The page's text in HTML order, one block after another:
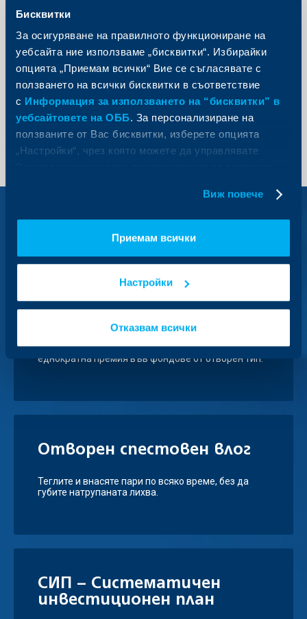
Бисквитки
За осигуряване на правилното функциониране на
уебсайта ние използваме „бисквитки“. Избирайки
опцията „Приемам всички“ Вие се съгласявате с
ползването на всички бисквитки в съответствие
с Информация за използването на “бисквитки” в
уебсайтовете на ОББ. За персонализиране на
ползваните от Вас бисквитки, изберете опцията
„Настройки“, чрез която можете да управлявате
Виж повече
Приемам всички
Настройки
Отказвам всички
*
Кратък номер за абонати на мобилни оператори
0700 1 17 17
Национална линия
+3592 811 20 99
Дистанционно кандидатстване за кредитни продукти
предложения
Програма Евроинвест
застраховка "Злополука", докато инвестирате с
еднократна премия във фондове от отворен тип.
Отворен спестовен влог
Теглите и внасяте пари по всяко време, без да
губите натрупаната лихва.
СИП – Систематичен
инвестиционен план